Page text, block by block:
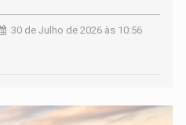
30 de Julho de 2026 às 10:56